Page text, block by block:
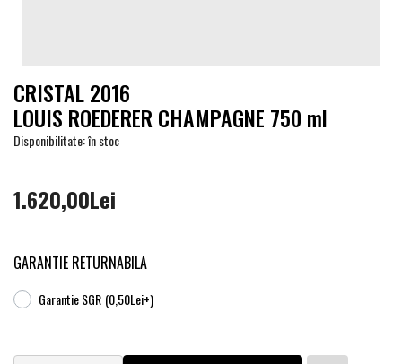
CRISTAL 2016
LOUIS ROEDERER CHAMPAGNE 750 ml
Disponibilitate: în stoc
1.620,00Lei
GARANTIE RETURNABILA
Garantie SGR (0,50Lei+)